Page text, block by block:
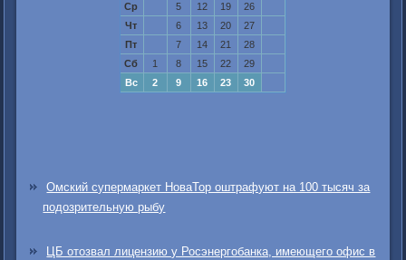
Ср
5 12 19
26
Чт
6 13 20
27
Пт
7 14 21
28
Сб
1 8 15 22
29
Вс
2 9 16 23 30
Омский супермаркет НоваТор оштрафуют на 100 тысяч за
подозрительную рыбу
ЦБ отозвал лицензию у Росэнергобанка, имеющего офис в